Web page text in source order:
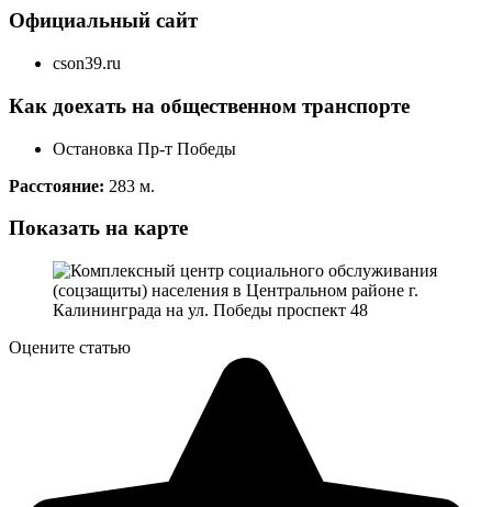
Официальный сайт
cson39.ru
Как доехать на общественном транспорте
Остановка Пр-т Победы
Расстояние: 283 м.
Показать на карте
Оцените статью